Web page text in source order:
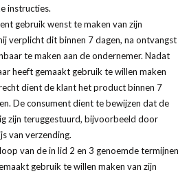
instructies.
gebruik wenst te maken van zijn
verplicht dit binnen 7 dagen, na ontvangst
te maken aan de ondernemer. Nadat
heeft gemaakt gebruik te willen maken
dient de klant het product binnen 7
De consument dient te bewijzen dat de
zijn teruggestuurd, bijvoorbeeld door
van verzending.
van de in lid 2 en 3 genoemde termijnen
gebruik te willen maken van zijn